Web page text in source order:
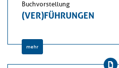
Buchvorstellung
(VER)FÜHRUNGEN
mehr